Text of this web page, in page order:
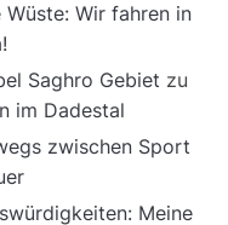
Wir fahren in
Saghro Gebiet zu
im Dadestal
zwischen Sport
Meine